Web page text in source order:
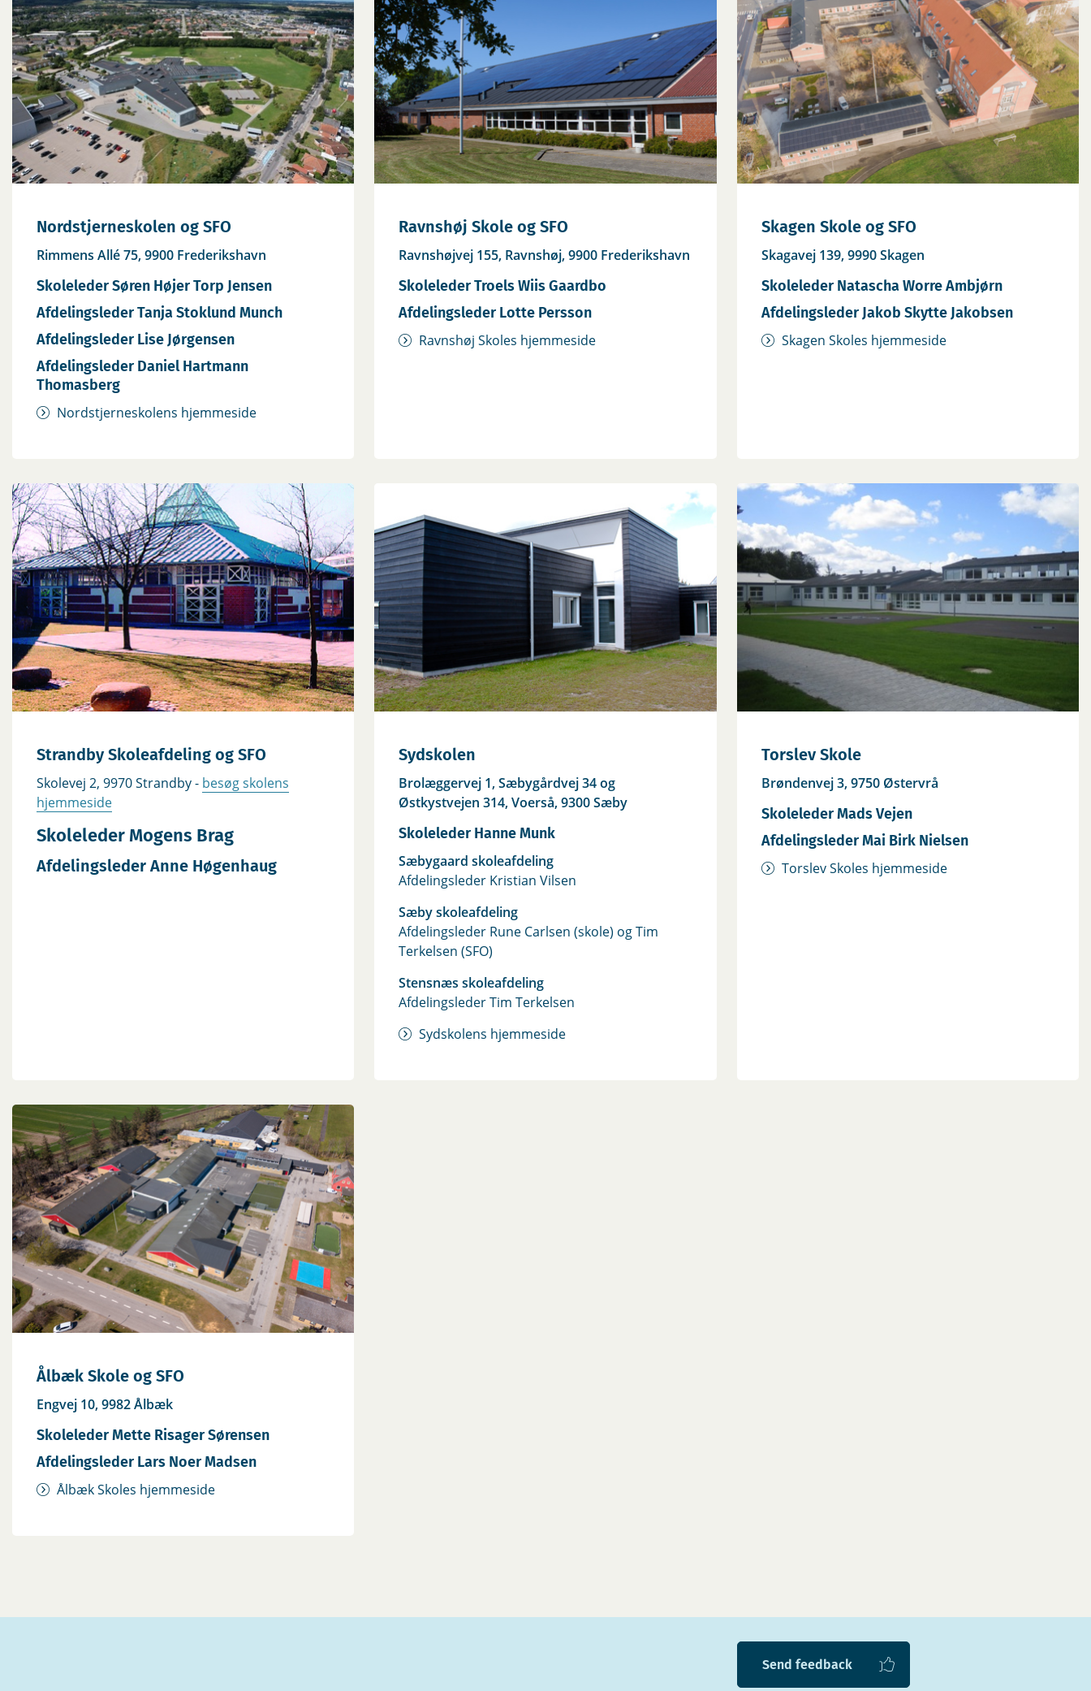
Nordstjerneskolen og SFO
Rimmens Allé 75, 9900 Frederikshavn
Skoleleder Søren Højer Torp Jensen
Afdelingsleder Tanja Stoklund Munch
Afdelingsleder Lise Jørgensen
Afdelingsleder Daniel Hartmann
Thomasberg
Nordstjerneskolens hjemmeside
Ravnshøj Skole og SFO
Ravnshøjvej 155, Ravnshøj, 9900 Frederikshavn
Skoleleder Troels Wiis Gaardbo
Afdelingsleder Lotte Persson
Ravnshøj Skoles hjemmeside
Skagen Skole og SFO
Skagavej 139, 9990 Skagen
Skoleleder Natascha Worre Ambjørn
Afdelingsleder Jakob Skytte Jakobsen
Skagen Skoles hjemmeside
Strandby Skoleafdeling og SFO
Skolevej 2, 9970 Strandby - besøg skolens
hjemmeside
Skoleleder Mogens Brag
Afdelingsleder Anne Høgenhaug
Sydskolen
Brolæggervej 1, Sæbygårdvej 34 og
Østkystvejen 314, Voerså, 9300 Sæby
Skoleleder Hanne Munk
Sæbygaard skoleafdeling
Afdelingsleder Kristian Vilsen
Sæby skoleafdeling
Afdelingsleder Rune Carlsen (skole) og Tim
Terkelsen (SFO)
Stensnæs skoleafdeling
Afdelingsleder Tim Terkelsen
Sydskolens hjemmeside
Torslev Skole
Brøndenvej 3, 9750 Østervrå
Skoleleder Mads Vejen
Afdelingsleder Mai Birk Nielsen
Torslev Skoles hjemmeside
Ålbæk Skole og SFO
Engvej 10, 9982 Ålbæk
Skoleleder Mette Risager Sørensen
Afdelingsleder Lars Noer Madsen
Ålbæk Skoles hjemmeside
Send feedback